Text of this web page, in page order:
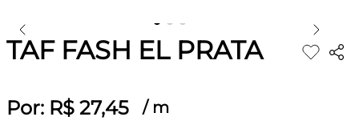
TAF FASH EL PRATA
Por: R$ 27,45 / m